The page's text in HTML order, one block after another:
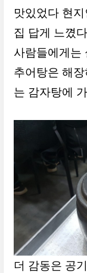
맛있었다 현
집 답게 느꼈
사람들에게는
추어탕은 해
는 감자탕에
더 감동은 공